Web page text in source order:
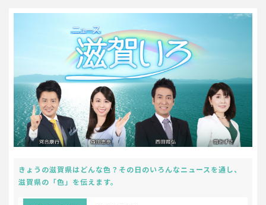
きょうの滋賀県はどんな色？その日のいろんなニュースを通し、
滋賀県の「色」を伝えます。